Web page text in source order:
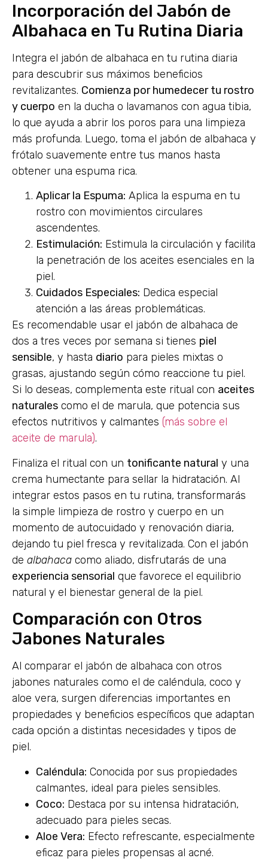
Incorporación del Jabón de
Albahaca en Tu Rutina Diaria
Integra el jabón de albahaca en tu rutina diaria
para descubrir sus máximos beneficios
revitalizantes. Comienza por humedecer tu rostro
y cuerpo en la ducha o lavamanos con agua tibia,
lo que ayuda a abrir los poros para una limpieza
más profunda. Luego, toma el jabón de albahaca y
frótalo suavemente entre tus manos hasta
obtener una espuma rica.
Aplicar la Espuma: Aplica la espuma en tu
rostro con movimientos circulares
ascendentes.
Estimulación: Estimula la circulación y facilita
la penetración de los aceites esenciales en la
piel.
Cuidados Especiales: Dedica especial
atención a las áreas problemáticas.
Es recomendable usar el jabón de albahaca de
dos a tres veces por semana si tienes piel
sensible, y hasta diario para pieles mixtas o
grasas, ajustando según cómo reaccione tu piel.
Si lo deseas, complementa este ritual con aceites
naturales como el de marula, que potencia sus
efectos nutritivos y calmantes (más sobre el
aceite de marula).
Finaliza el ritual con un tonificante natural y una
crema humectante para sellar la hidratación. Al
integrar estos pasos en tu rutina, transformarás
la simple limpieza de rostro y cuerpo en un
momento de autocuidado y renovación diaria,
dejando tu piel fresca y revitalizada. Con el jabón
de albahaca como aliado, disfrutarás de una
experiencia sensorial que favorece el equilibrio
natural y el bienestar general de la piel.
Comparación con Otros
Jabones Naturales
Al comparar el jabón de albahaca con otros
jabones naturales como el de caléndula, coco y
aloe vera, surgen diferencias importantes en
propiedades y beneficios específicos que adaptan
cada opción a distintas necesidades y tipos de
piel.
Caléndula: Conocida por sus propiedades
calmantes, ideal para pieles sensibles.
Coco: Destaca por su intensa hidratación,
adecuado para pieles secas.
Aloe Vera: Efecto refrescante, especialmente
eficaz para pieles propensas al acné.